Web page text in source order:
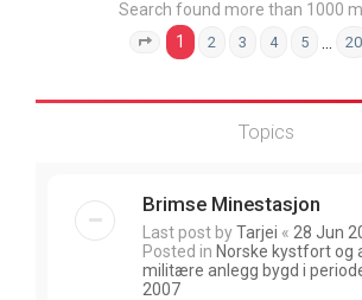
Search found more than 1000
Page 1 of 20
1 2 3 4 5 20
Topics
Brimse Minestasjon
Last post byTarjei « 28 Jun
Posted in Norske kystfort og
militære anlegg bygd i
2007